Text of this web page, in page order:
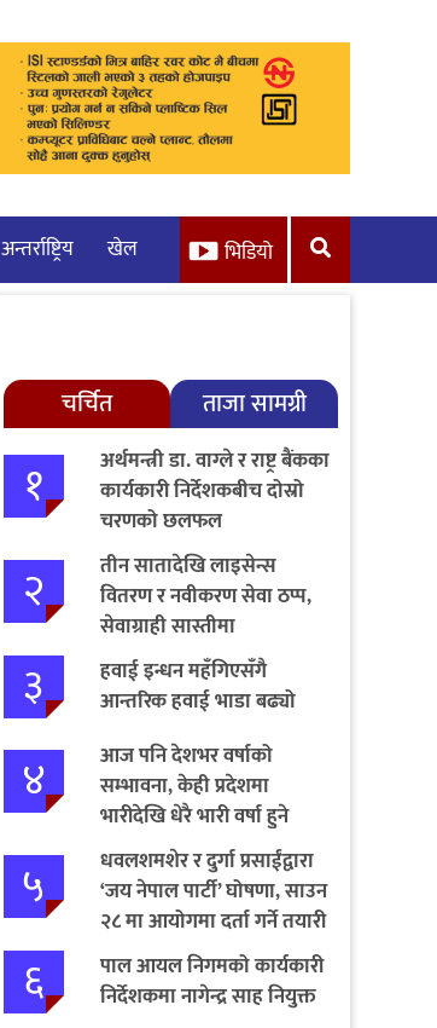
अन्तर्राष्ट्रिय खेल भिडियो
चर्चित ताजा सामग्री
१
अर्थमन्त्री डा. वाग्ले र राष्ट्र बैंकका
कार्यकारी निर्देशकबीच दोस्रो
चरणको छलफल
२
तीन सातादेखि लाइसेन्स
वितरण र नवीकरण सेवा ठप्प,
सेवाग्राही सास्तीमा
३
हवाई इन्धन महँगिएसँगै
आन्तरिक हवाई भाडा बढ्यो
४
आज पनि देशभर वर्षाको
सम्भावना, केही प्रदेशमा
भारीदेखि धेरै भारी वर्षा हुने
चेतावनी
५
धवलशमशेर र दुर्गा प्रसाईंद्वारा
‘जय नेपाल पार्टी’ घोषणा, साउन
२८ मा आयोगमा दर्ता गर्ने तयारी
६
पाल आयल निगमको कार्यकारी
निर्देशकमा नागेन्द्र साह नियुक्त